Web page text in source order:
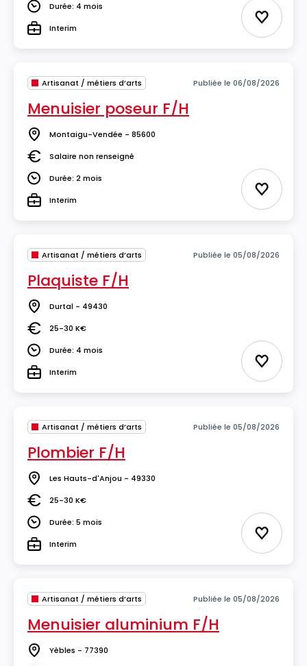
DuréeDurée: 4 mois
TypeInterim Ajouter
Artisanat / métiers d’arts Publiée le 06/08/2026
Menuisier poseur F/H
Lieu Montaigu-Vendée - 85600
SalaireSalaire non renseigné
DuréeDurée: 2 mois
TypeInterim Ajouter
Artisanat / métiers d’arts Publiée le 05/08/2026
Plaquiste F/H
Lieu Durtal - 49430
Salaire25-30 K€
DuréeDurée: 4 mois
TypeInterim Ajouter
Artisanat / métiers d’arts Publiée le 05/08/2026
Plombier F/H
Lieu Les Hauts-d'Anjou - 49330
Salaire25-30 K€
DuréeDurée: 5 mois
TypeInterim Ajouter
Artisanat / métiers d’arts Publiée le 05/08/2026
Menuisier aluminium F/H
Lieu Yèbles - 77390